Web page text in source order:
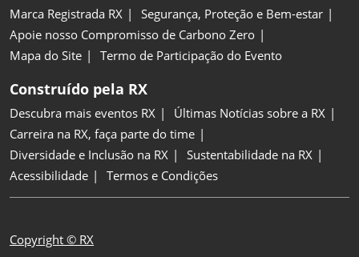
Marca Registrada RX
Segurança, Proteção e Bem-estar
Apoie nosso Compromisso de Carbono Zero
Mapa do Site
Termo de Participação do Evento
Construído pela RX
Descubra mais eventos RX
Últimas Notícias sobre a RX
Carreira na RX, faça parte do time
Diversidade e Inclusão na RX
Sustentabilidade na RX
Acessibilidade
Termos e Condições
Copyright © RX